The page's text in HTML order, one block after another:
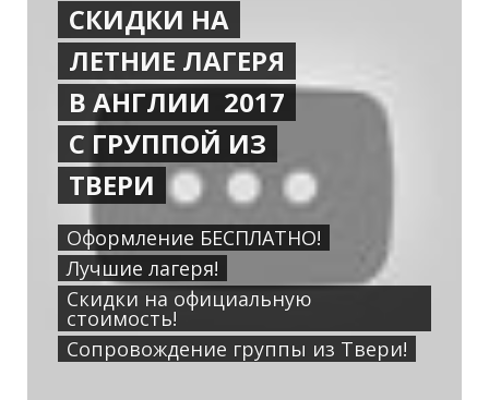
СКИДКИ НА
ЛЕТНИЕ ЛАГЕРЯ
В АНГЛИИ 2017
С ГРУППОЙ ИЗ
ТВЕРИ
Оформление БЕСПЛАТНО!
Лучшие лагеря!
Скидки на официальную
стоимость!
Сопровождение группы из Твери!